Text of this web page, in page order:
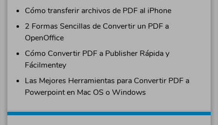
Cómo transferir archivos de PDF al iPhone
2 Formas Sencillas de Convertir un PDF a
OpenOffice
Cómo Convertir PDF a Publisher Rápida y
Fácilmentey
Las Mejores Herramientas para Convertir PDF a
Powerpoint en Mac OS o Windows